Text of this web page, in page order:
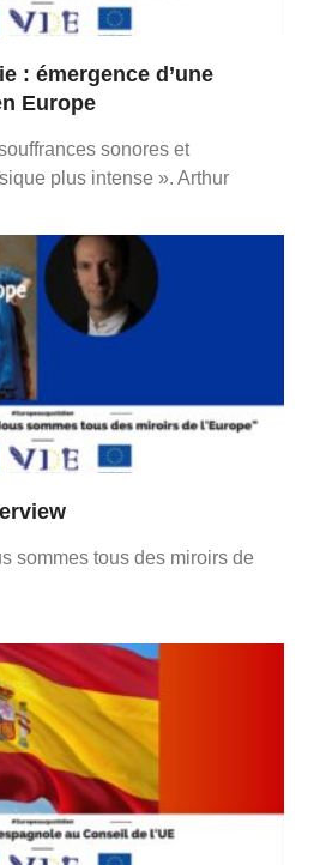
: émergence d’une
Europe
sonores et
plus intense ». Arthur
sommes tous des miroirs de